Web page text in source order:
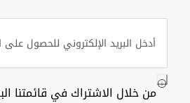
من خلال الاشتراك في قائمتنا